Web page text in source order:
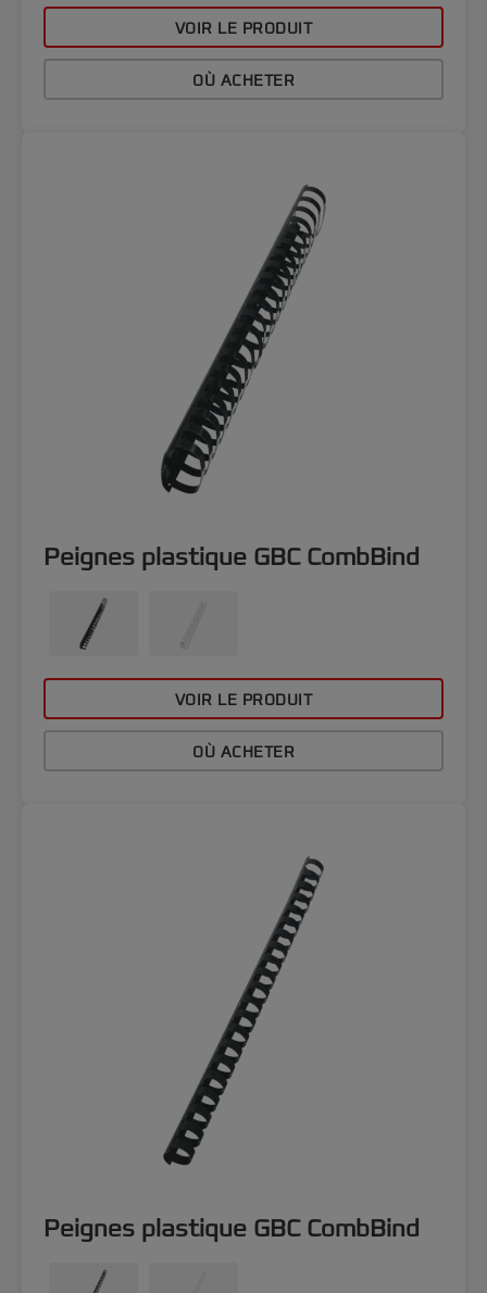
VOIR LE PRODUIT
OÙ ACHETER
Peignes plastique GBC CombBind
VOIR LE PRODUIT
OÙ ACHETER
Peignes plastique GBC CombBind